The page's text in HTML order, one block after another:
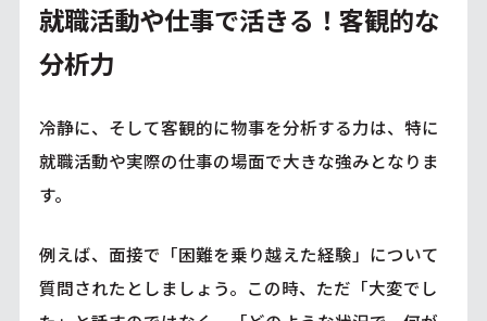
就職活動や仕事で活きる！客観的な
分析力
冷静に、そして客観的に物事を分析する力は、特に
就職活動や実際の仕事の場面で大きな強みとなりま
す。
例えば、面接で「困難を乗り越えた経験」について
質問されたとしましょう。この時、ただ「大変でし